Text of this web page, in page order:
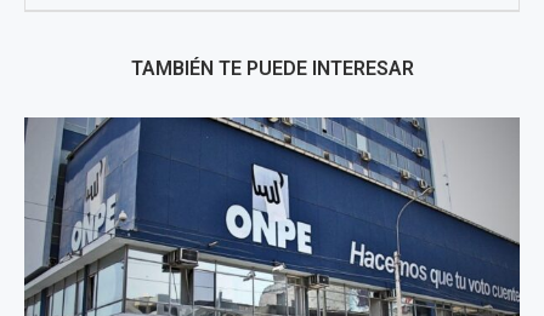
TAMBIÉN TE PUEDE INTERESAR